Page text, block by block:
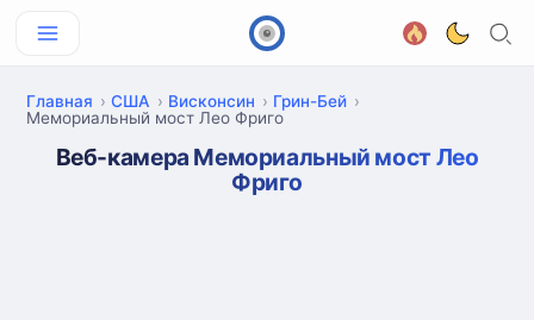
Главная США Висконсин
Грин-Бей
Мемориальный мост Лео Фриго
Веб-камера Мемориальный мост Лео
Фриго